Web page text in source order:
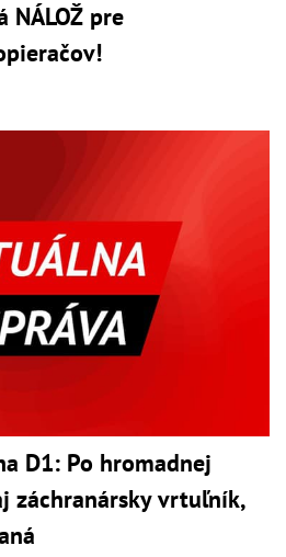
NÁLOŽ pre
D1: Po hromadnej
záchranársky vrtuľník,